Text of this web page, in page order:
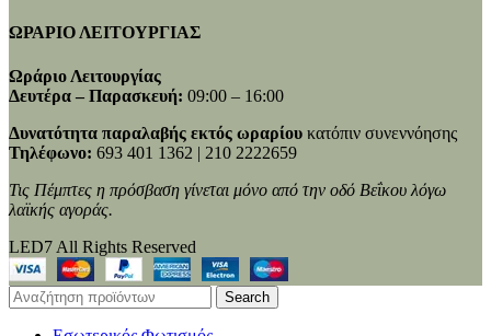
ΩΡΑΡΙΟ ΛΕΙΤΟΥΡΓΙΑΣ
Ωράριο Λειτουργίας
Δευτέρα – Παρασκευή: 09:00 – 16:00
Δυνατότητα παραλαβής εκτός ωραρίου κατόπιν συνεννόησης
Τηλέφωνο: 693 401 1362 | 210 2222659
Τις Πέμπτες η πρόσβαση γίνεται μόνο από την οδό Βεΐκου λόγω
λαϊκής αγοράς.
LED7 All Rights Reserved
Search